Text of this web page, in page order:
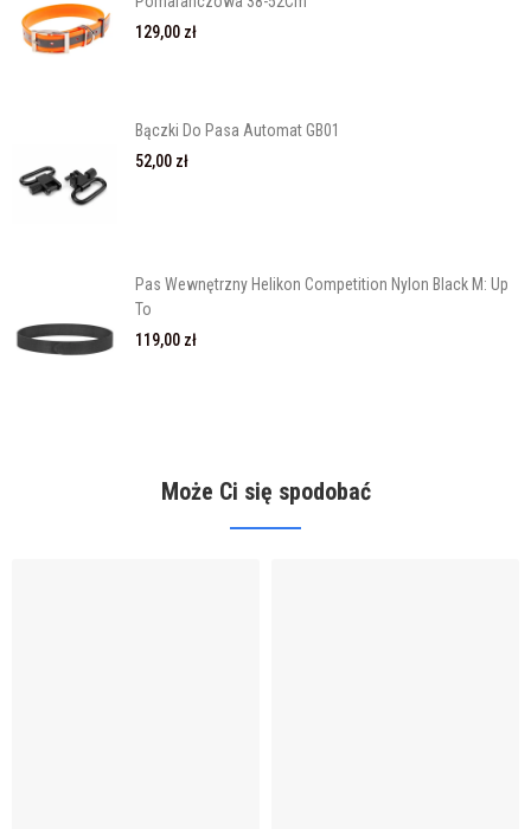
129,00 zł
Bączki Do Pasa Automat GB01
52,00 zł
Pas Wewnętrzny Helikon Competition Nylon Black M: Up
To
119,00 zł
Może Ci się spodobać